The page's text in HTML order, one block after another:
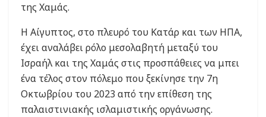
της Χαμάς.
Η Αίγυπτος, στο πλευρό του Κατάρ και των ΗΠΑ,
έχει αναλάβει ρόλο μεσολαβητή μεταξύ του
Ισραήλ και της Χαμάς στις προσπάθειες να μπει
ένα τέλος στον πόλεμο που ξεκίνησε την 7η
Οκτωβρίου του 2023 από την επίθεση της
παλαιστινιακής ισλαμιστικής οργάνωσης.